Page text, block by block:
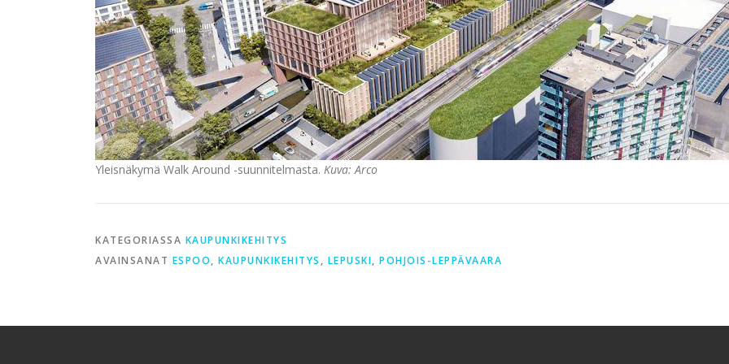
Yleisnäkymä Walk Around -suunnitelmasta. Kuva: Arco
KATEGORIASSA KAUPUNKIKEHITYS
AVAINSANAT ESPOO, KAUPUNKIKEHITYS , LEPUSKI, POHJOIS-LEPPÄVAARA